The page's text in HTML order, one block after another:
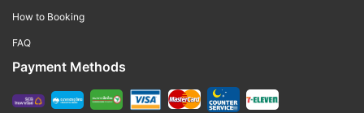
How to Booking
FAQ
Payment Methods